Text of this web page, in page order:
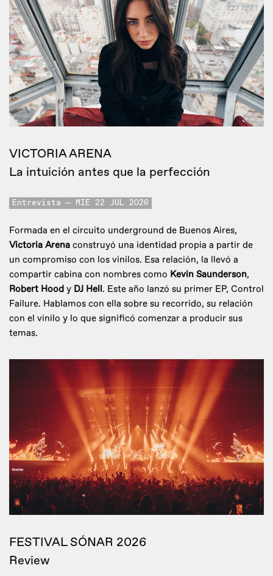
VICTORIA ARENA
La intuición antes que la perfección
Entrevista MIE 22 JUL 2026
Formada en el circuito underground de Buenos Aires,
Victoria Arena construyó una identidad propia a partir de
un compromiso con los vinilos. Esa relación, la llevó a
compartir cabina con nombres como Kevin Saunderson,
Robert Hood y DJ Hell. Este año lanzó su primer EP, Control
Failure. Hablamos con ella sobre su recorrido, su relación
con el vinilo y lo que significó comenzar a producir sus
temas.
FESTIVAL SÓNAR 2026
Review